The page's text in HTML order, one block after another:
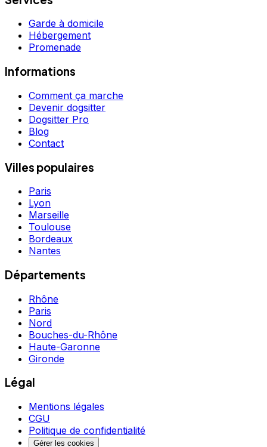
Garde à domicile
Hébergement
Promenade
Informations
Comment ça marche
Devenir dogsitter
Dogsitter Pro
Blog
Contact
Villes populaires
Paris
Lyon
Marseille
Toulouse
Bordeaux
Nantes
Départements
Rhône
Paris
Nord
Bouches-du-Rhône
Haute-Garonne
Gironde
Légal
Mentions légales
CGU
Politique de confidentialité
Gérer les cookies